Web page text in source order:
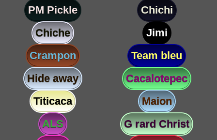
PM Pickle
Chichi
Chiche
Jimi
Crampon
Team bleu
Hide away
Cacalotepec
Titicaca
Maion
ALS
G rard Christ